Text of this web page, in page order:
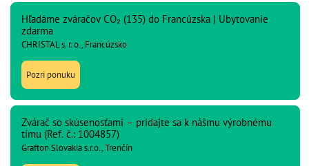
Hľadáme zváračov CO₂ (135) do Francúzska | Ubytovanie
zdarma
CHRISTAL s. r. o., Francúzsko
Pozri ponuku
Zvárač so skúsenosťami – pridajte sa k nášmu výrobnému
tímu (Ref. č.: 1004857)
Grafton Slovakia s.r.o., Trenčín